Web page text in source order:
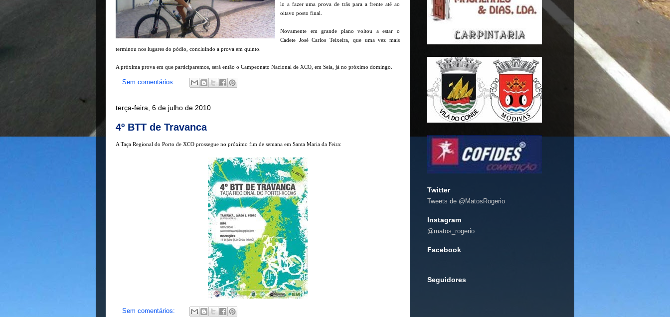
lo a fazer uma prova de trás para a frente até ao
oitavo posto final.
Novamente em grande plano voltou a estar o
Cadete José Carlos Teixeira, que uma vez mais
terminou nos lugares do pódio, concluindo a prova em quinto.
A próxima prova em que participaremos, será então o Campeonato Nacional de XCO, em Seia, já no próximo domingo.
Sem comentários:
terça-feira, 6 de julho de 2010
4º BTT de Travanca
A Taça Regional do Porto de XCO prossegue no próximo fim de semana em Santa Maria da Feira:
Sem comentários:
Twitter
Tweets de @MatosRogerio
Instagram
@matos_rogerio
Facebook
Seguidores